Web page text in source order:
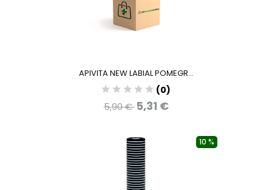
APIVITA NEW LABIAL POMEGR...
(0)
5,90 € 5,31 €
10 %